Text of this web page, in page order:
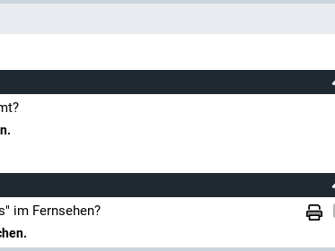
im Fernsehen?